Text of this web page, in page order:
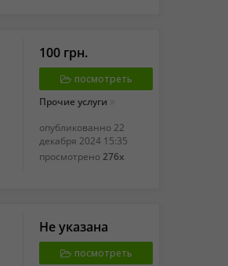
100 грн.
посмотреть
Прочие услуги
опубликованно 22
декабря 2024 15:35
просмотрено276x
Не указана
посмотреть